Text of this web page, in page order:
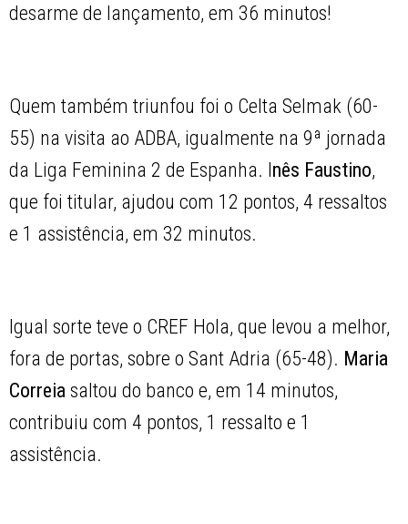
desarme de lançamento, em 36 minutos!
Quem também triunfou foi o Celta Selmak (60-
55) na visita ao ADBA, igualmente na 9ª jornada
da Liga Feminina 2 de Espanha. I nês Faustino,
que foi titular, ajudou com 12 pontos, 4 ressaltos
e 1 assistência, em 32 minutos.
Igual sorte teve o CREF Hola, que levou a melhor,
fora de portas, sobre o Sant Adria (65-48). Maria
Correia saltou do banco e, em 14 minutos,
contribuiu com 4 pontos, 1 ressalto e 1
assistência.